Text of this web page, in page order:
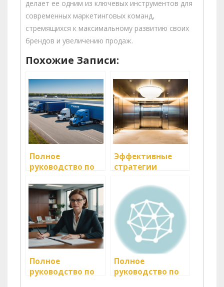
делает ее одним из ключевых инструментов для
современных маркетинговых команд,
стремящихся к максимальному развитию своих
брендов и увеличению продаж.
Похожие Записи:
Полное
руководство по
полуприцепов
Тонар на сайте
TruckAuto.org:
официальный
дилер ТракАвто
Эффективные
стратегии
лифтах Астаны с
Astana
Advertising
Полное
руководство по
Полное
руководство по